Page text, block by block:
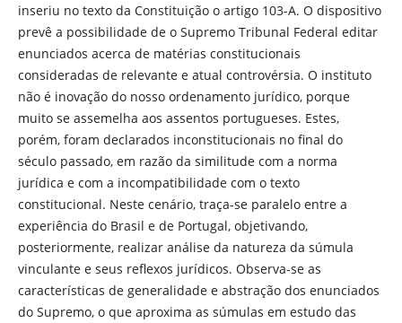
inseriu no texto da Constituição o artigo 103-A. O dispositivo
prevê a possibilidade de o Supremo Tribunal Federal editar
enunciados acerca de matérias constitucionais
consideradas de relevante e atual controvérsia. O instituto
não é inovação do nosso ordenamento jurídico, porque
muito se assemelha aos assentos portugueses. Estes,
porém, foram declarados inconstitucionais no final do
século passado, em razão da similitude com a norma
jurídica e com a incompatibilidade com o texto
constitucional. Neste cenário, traça-se paralelo entre a
experiência do Brasil e de Portugal, objetivando,
posteriormente, realizar análise da natureza da súmula
vinculante e seus reflexos jurídicos. Observa-se as
características de generalidade e abstração dos enunciados
do Supremo, o que aproxima as súmulas em estudo das